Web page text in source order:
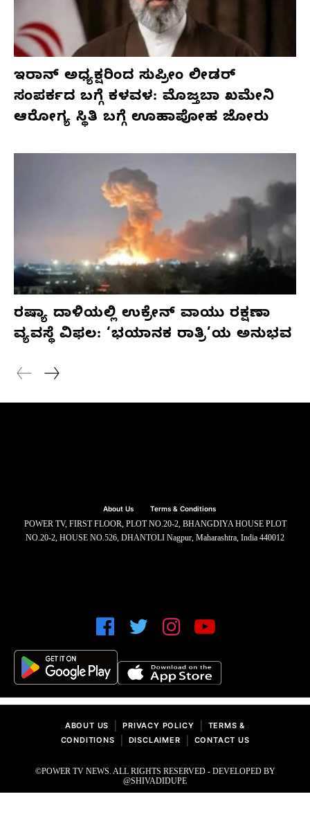
ಇರಾನ್ ಅಧ್ಯಕ್ಷರಿಂದ ಸುಪ್ರೀಂ ಲೀಡರ್
ಸಂಪರ್ಕದ ಬಗ್ಗೆ ಕಳವಳ: ಮೊಜ್ತಬಾ ಖಮೇನಿ
ಆರೋಗ್ಯ ಸ್ಥಿತಿ ಬಗ್ಗೆ ಊಹಾಪೋಹ ಜೋರು
ರಷ್ಯಾ ದಾಳಿಯಲ್ಲಿ ಉಕ್ರೇನ್ ವಾಯು ರಕ್ಷಣಾ
ವ್ಯವಸ್ಥೆ ವಿಫಲ: ‘ಭಯಾನಕ ರಾತ್ರಿ’ಯ ಅನುಭವ
About Us Terms & Conditions
POWER TV, FIRST FLOOR, PLOT NO.20-2, BHANGDIYA HOUSE PLOT
NO.20-2, HOUSE NO.526, DHANTOLI Nagpur, Maharashtra, India 440012
ABOUT US PRIVACY POLICY
TERMS &
CONDITIONS
DISCLAIMER CONTACT US
©POWER TV NEWS. ALL RIGHTS RESERVED - DEVELOPED BY
@SHIVADIDUPE